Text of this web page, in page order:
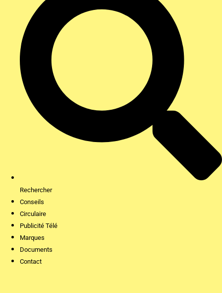
Rechercher
Conseils
Circulaire
Publicité Télé
Marques
Documents
Contact